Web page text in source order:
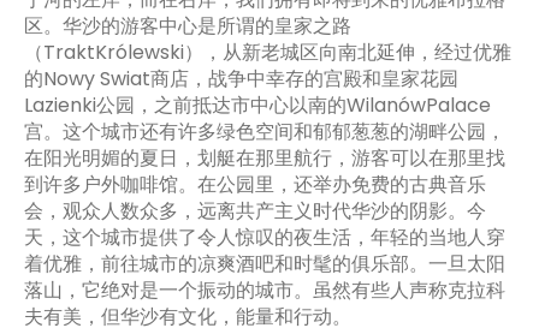
区。华沙的游客中心是所谓的皇家之路
（TraktKrólewski），从新老城区向南北延伸，经过优雅
的Nowy Swiat商店，战争中幸存的宫殿和皇家花园
Lazienki公园，之前抵达市中心以南的WilanówPalace
宫。这个城市还有许多绿色空间和郁郁葱葱的湖畔公园，
在阳光明媚的夏日，划艇在那里航行，游客可以在那里找
到许多户外咖啡馆。在公园里，还举办免费的古典音乐
会，观众人数众多，远离共产主义时代华沙的阴影。今
天，这个城市提供了令人惊叹的夜生活，年轻的当地人穿
着优雅，前往城市的凉爽酒吧和时髦的俱乐部。一旦太阳
落山，它绝对是一个振动的城市。虽然有些人声称克拉科
夫有美，但华沙有文化，能量和行动。